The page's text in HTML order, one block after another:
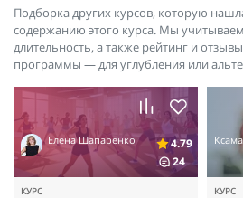
Подборка других курсов, которую
содержанию этого курса. Мы
длительность, а также рейтинг и
программы — для углубления или
Елена Шапаренко
4.79
24
КУРС КУРС